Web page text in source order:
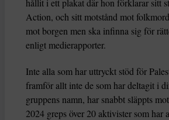
hållit i ett plakat där hon förklarar sitt
Action, och sitt motstånd mot
mot borgen men ska infinna sig för
enligt medierapporter.
Inte alla som har uttryckt stöd för
framför allt inte de som har deltagit i
gruppens namn, har snabbt släppts
2024 greps över 20 aktivister som har